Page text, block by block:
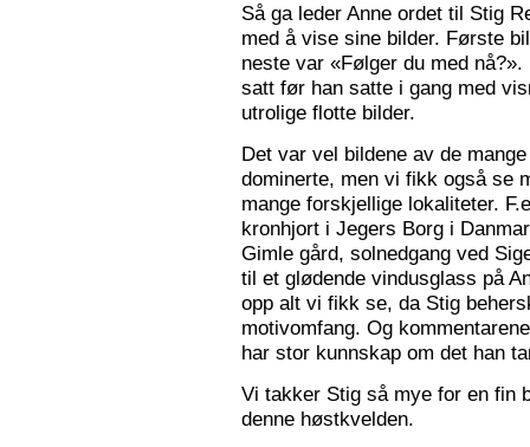
Så ga leder Anne ordet til Stig
med å vise sine bilder. Første
neste var «Følger du med
satt før han satte i gang med
utrolige flotte bilder.
Det var vel bildene av de
dominerte, men vi fikk også se
mange forskjellige lokaliteter.
kronhjort i Jegers Borg i
Gimle gård, solnedgang ved
til et glødende vindusglass på
opp alt vi fikk se, da Stig
motivomfang. Og
har stor kunnskap om det han
Vi takker Stig så mye for en fin
denne høstkvelden.